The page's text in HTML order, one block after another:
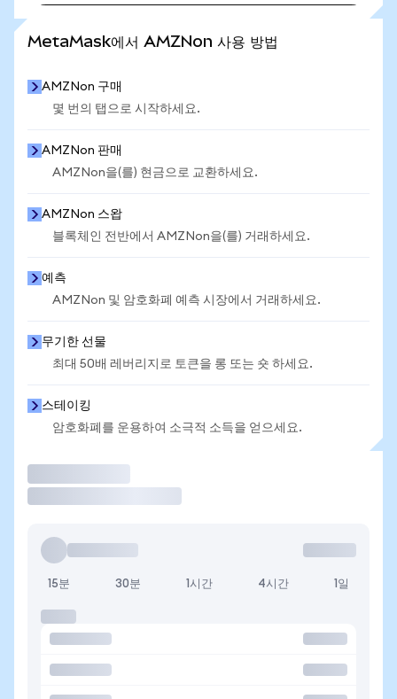
MetaMask에서 AMZNon 사용 방법
AMZNon 구매
몇 번의 탭으로 시작하세요.
AMZNon 판매
AMZNon을(를) 현금으로 교환하세요.
AMZNon 스왑
블록체인 전반에서 AMZNon을(를) 거래하세요.
예측
AMZNon 및 암호화폐 예측 시장에서 거래하세요.
무기한 선물
최대 50배 레버리지로 토큰을 롱 또는 숏 하세요.
스테이킹
암호화폐를 운용하여 소극적 소득을 얻으세요.
15분 30분 1시간 4시간 1일